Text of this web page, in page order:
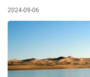
2024-09-06